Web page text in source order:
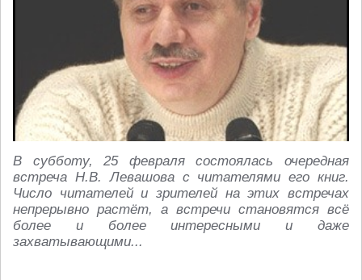
В субботу, 25 февраля состоялась очередная
встреча Н.В. Левашова с читателями его книг.
Число читателей и зрителей на этих встречах
непрерывно растёт, а встречи становятся всё
более и более интересными и даже
захватывающими...